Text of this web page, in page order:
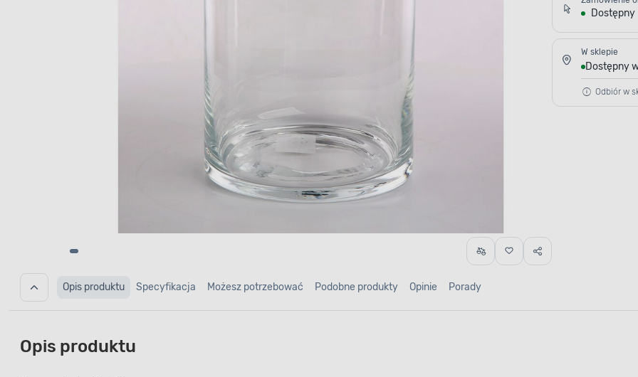
Dostępny
W sklepie
Dostępny
Odbiór w
Opis produktu Specyfikacja Możesz potrzebować Podobne produkty Opinie Porady
Opis produktu